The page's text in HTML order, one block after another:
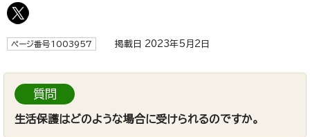
ページ番号1003957 掲載日 2023年5月2日
質問
生活保護はどのような場合に受けられるのですか。